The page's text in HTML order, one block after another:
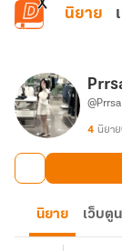
ข้ามไปยังเนื้อหาห
นิยาย
@Prrsa
4 นิยาย
นิยาย เว็บตูน